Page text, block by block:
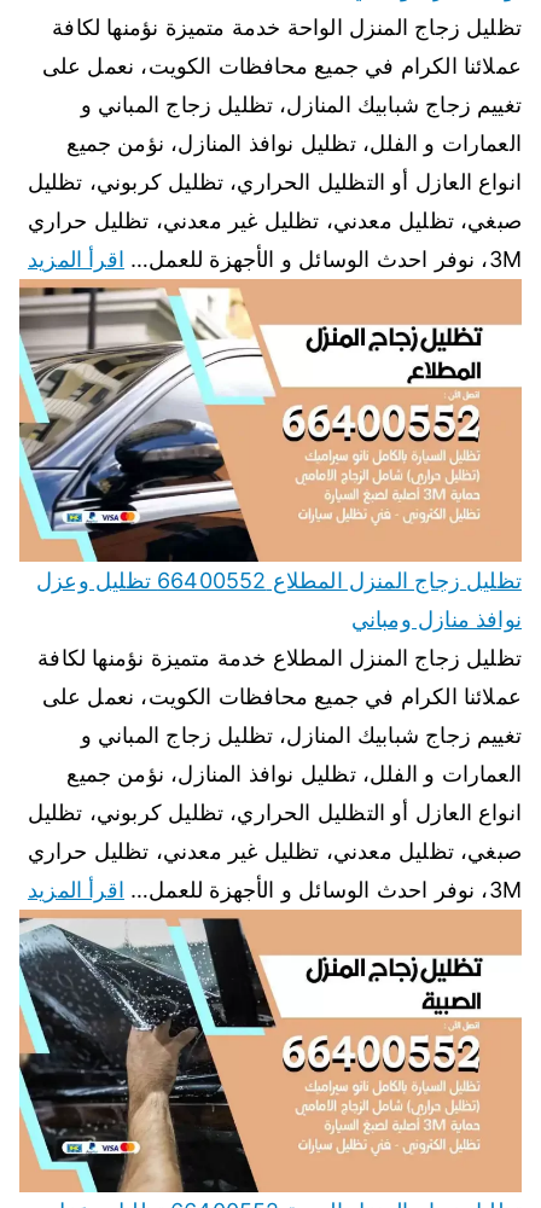
تظليل زجاج المنزل الواحة خدمة متميزة نؤمنها لكافة
عملائنا الكرام في جميع محافظات الكويت، نعمل على
تغييم زجاج شبابيك المنازل، تظليل زجاج المباني و
العمارات و الفلل، تظليل نوافذ المنازل، نؤمن جميع
انواع العازل أو التظليل الحراري، تظليل كربوني، تظليل
صبغي، تظليل معدني، تظليل غير معدني، تظليل حراري
3M، نوفر احدث الوسائل و الأجهزة للعمل…
اقرأ المزيد
تظليل زجاج المنزل المطلاع 66400552 تظليل وعزل
نوافذ منازل ومباني
تظليل زجاج المنزل المطلاع خدمة متميزة نؤمنها لكافة
عملائنا الكرام في جميع محافظات الكويت، نعمل على
تغييم زجاج شبابيك المنازل، تظليل زجاج المباني و
العمارات و الفلل، تظليل نوافذ المنازل، نؤمن جميع
انواع العازل أو التظليل الحراري، تظليل كربوني، تظليل
صبغي، تظليل معدني، تظليل غير معدني، تظليل حراري
3M، نوفر احدث الوسائل و الأجهزة للعمل…
اقرأ المزيد